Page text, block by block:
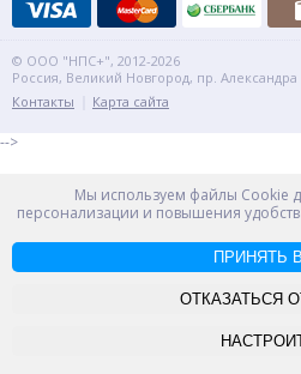
Мы используем файлы Cookie
персонализации и повышения
ПРИНЯТЬ
ОТКАЗАТЬСЯ
© ООО "НПС+", 2012-2026
Россия, Великий Новгород, пр.
Контакты
Карта сайта
-->